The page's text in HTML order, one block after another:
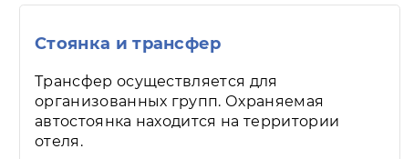
Стоянка и трансфер
Трансфер осуществляется для
организованных групп. Охраняемая
автостоянка находится на территории
отеля.